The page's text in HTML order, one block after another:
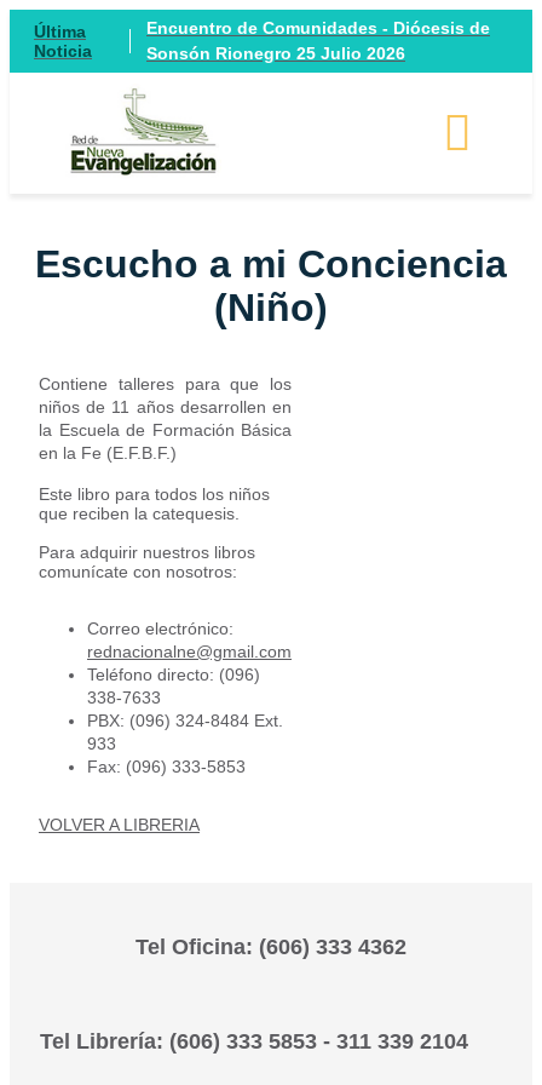
Última
Noticia
Encuentro de Comunidades - Diócesis de
Sonsón Rionegro 25 Julio 2026
Escucho a mi Conciencia
(Niño)
Contiene talleres para que los
niños de 11 años desarrollen en
la Escuela de Formación Básica
en la Fe (E.F.B.F.)
Este libro para todos los niños
que reciben la catequesis.
Para adquirir nuestros libros
comunícate con nosotros:
Correo electrónico:
rednacionalne@gmail.com
Teléfono directo: (096)
338-7633
PBX: (096) 324-8484 Ext.
933
Fax: (096) 333-5853
VOLVER A LIBRERIA
Tel Oficina: (606) 333 4362
Tel Librería: (606) 333 5853 - 311 339 2104